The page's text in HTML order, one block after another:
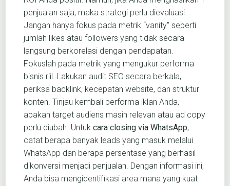
penjualan saja, maka strategi perlu dievaluasi.
Jangan hanya fokus pada metrik “vanity” seperti
jumlah likes atau followers yang tidak secara
langsung berkorelasi dengan pendapatan.
Fokuslah pada metrik yang mengukur performa
bisnis riil. Lakukan audit SEO secara berkala,
periksa backlink, kecepatan website, dan struktur
konten. Tinjau kembali performa iklan Anda,
apakah target audiens masih relevan atau ad copy
perlu diubah. Untuk cara closing via WhatsApp,
catat berapa banyak leads yang masuk melalui
WhatsApp dan berapa persentase yang berhasil
dikonversi menjadi penjualan. Dengan informasi ini,
Anda bisa mengidentifikasi area mana yang kuat